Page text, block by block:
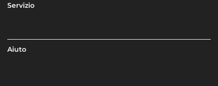
Servizio
Aiuto